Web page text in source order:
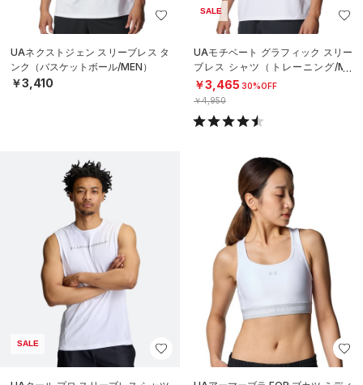
UAネクストジェン スリーブレス タ
ンク（バスケットボール/MEN）
￥3,410
SALE
UAモチベート グラフィック スリー
ブレス シャツ（トレーニング/ME
N）
￥3,465 30%OFF
￥4,950
SALE